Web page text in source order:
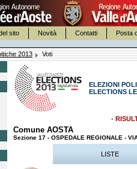
sito Novità Contatti Posta
2013
Voti
ELEZIONI
ELECTIONS
-
Comune AOSTA
Sezione 17 - OSPEDALE REGIONALE -
LISTE